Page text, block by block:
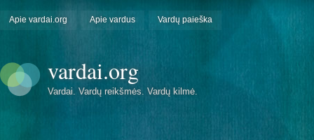
Apie vardai.org Apie vardus Vardų paieška
vardai.org
Vardai. Vardų reikšmės. Vardų kilmė.